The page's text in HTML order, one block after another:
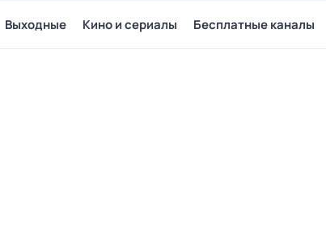
Выходные Кино и сериалы Бесплатные каналы